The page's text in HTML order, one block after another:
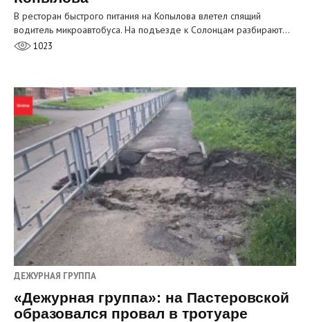
В ресторан быстрого питания на Копылова влетел спящий
водитель микроавтобуса. На подъезде к Солонцам разбирают…
1023
ДЕЖУРНАЯ ГРУППА
«Дежурная группа»: на Пастеровской
образовался провал в тротуаре